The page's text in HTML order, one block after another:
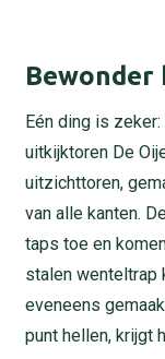
Eén ding is
uitkijktoren De
uitzichttoren,
van alle kanten.
taps toe en
stalen wenteltrap
eveneens
punt hellen, krijgt